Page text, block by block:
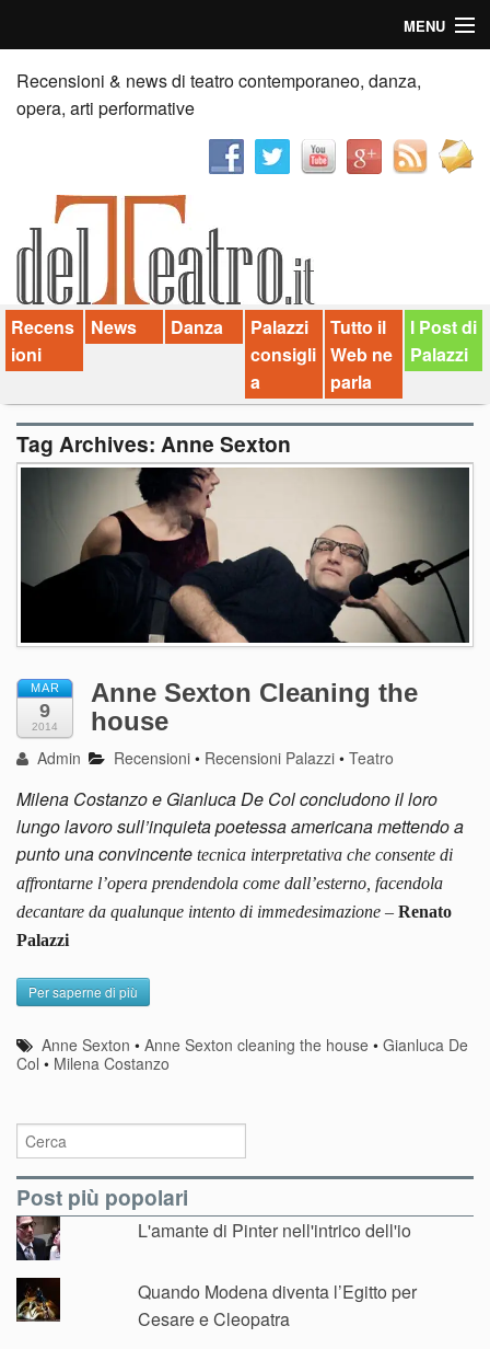
MENU
Home
Recensioni
News
Palazzi consiglia
Video
Chi siamo
Contatti
Recensioni & news di teatro contemporaneo, danza,
opera, arti performative
Recens
ioni
News Danza
Palazzi
consigli
a
Tutto il
Web ne
parla
I Post di
Palazzi
Tag Archives: Anne Sexton
MAR
9
2014
Anne Sexton Cleaning the
house
Admin Recensioni • Recensioni Palazzi •Teatro
Milena Costanzo e Gianluca De Col concludono il loro
lungo lavoro sull’inquieta poetessa americana mettendo a
punto una convincente tecnica interpretativa che consente di
affrontarne l’opera prendendola come dall’esterno, facendola
decantare da qualunque intento di immedesimazione – Renato
Palazzi
Per saperne di più
Anne Sexton •Anne Sexton cleaning the house •Gianluca De
Col • Milena Costanzo
Post più popolari
L'amante di Pinter nell'intrico dell'io
Quando Modena diventa l’Egitto per
Cesare e Cleopatra